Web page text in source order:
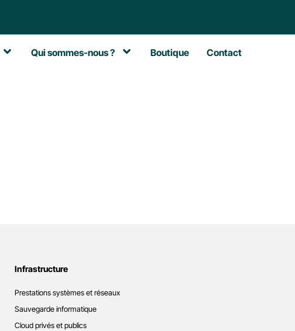
Qui sommes-nous ? Boutique Contact
Infrastructure
Prestations systèmes et réseaux
Sauvegarde informatique
Cloud privés et publics